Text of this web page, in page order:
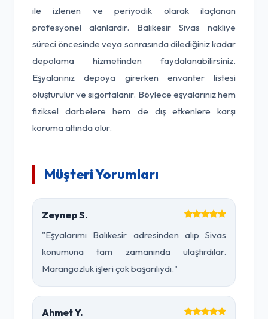
ile izlenen ve periyodik olarak ilaçlanan
profesyonel alanlardır. Balıkesir Sivas nakliye
süreci öncesinde veya sonrasında dilediğiniz kadar
depolama hizmetinden faydalanabilirsiniz.
Eşyalarınız depoya girerken envanter listesi
oluşturulur ve sigortalanır. Böylece eşyalarınız hem
fiziksel darbelere hem de dış etkenlere karşı
koruma altında olur.
Müşteri Yorumları
Zeynep S.
"Eşyalarımı Balıkesir adresinden alıp Sivas
konumuna tam zamanında ulaştırdılar.
Marangozluk işleri çok başarılıydı."
Ahmet Y.